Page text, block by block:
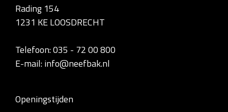
Rading 154
1231 KE LOOSDRECHT
Telefoon: 035 - 72 00 800
E-mail: info@neefbak.nl
Openingstijden